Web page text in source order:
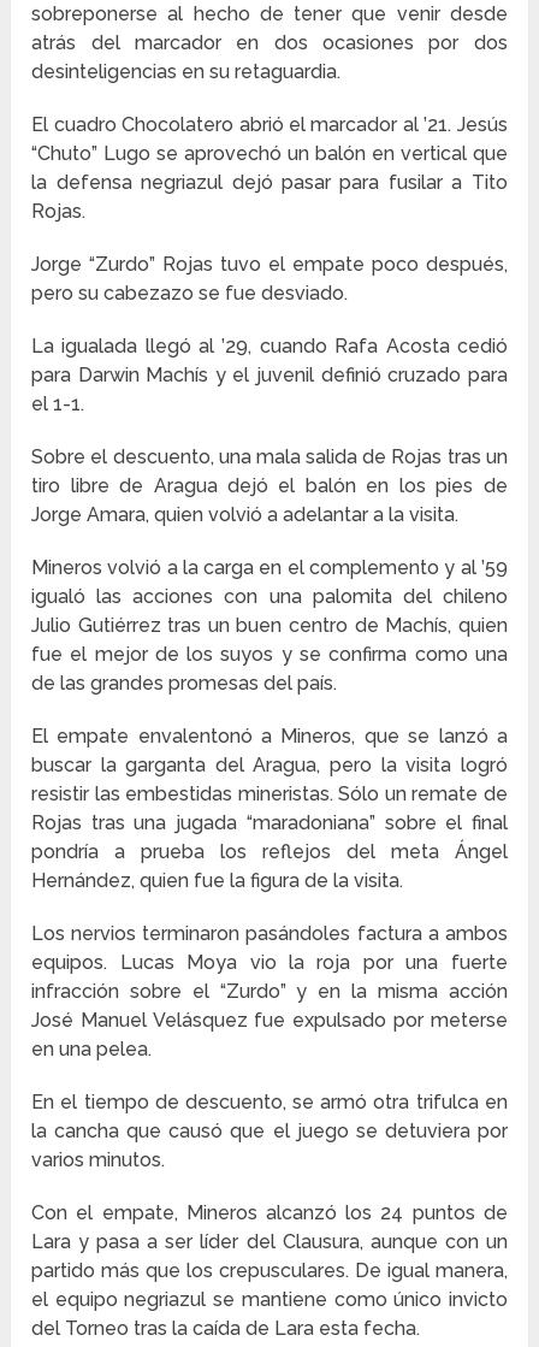
sobreponerse al hecho de tener que venir desde
atrás del marcador en dos ocasiones por dos
desinteligencias en su retaguardia.
El cuadro Chocolatero abrió el marcador al ’21. Jesús
“Chuto” Lugo se aprovechó un balón en vertical que
la defensa negriazul dejó pasar para fusilar a Tito
Rojas.
Jorge “Zurdo” Rojas tuvo el empate poco después,
pero su cabezazo se fue desviado.
La igualada llegó al ’29, cuando Rafa Acosta cedió
para Darwin Machís y el juvenil definió cruzado para
el 1-1.
Sobre el descuento, una mala salida de Rojas tras un
tiro libre de Aragua dejó el balón en los pies de
Jorge Amara, quien volvió a adelantar a la visita.
Mineros volvió a la carga en el complemento y al ’59
igualó las acciones con una palomita del chileno
Julio Gutiérrez tras un buen centro de Machís, quien
fue el mejor de los suyos y se confirma como una
de las grandes promesas del país.
El empate envalentonó a Mineros, que se lanzó a
buscar la garganta del Aragua, pero la visita logró
resistir las embestidas mineristas. Sólo un remate de
Rojas tras una jugada “maradoniana” sobre el final
pondría a prueba los reflejos del meta Ángel
Hernández, quien fue la figura de la visita.
Los nervios terminaron pasándoles factura a ambos
equipos. Lucas Moya vio la roja por una fuerte
infracción sobre el “Zurdo” y en la misma acción
José Manuel Velásquez fue expulsado por meterse
en una pelea.
En el tiempo de descuento, se armó otra trifulca en
la cancha que causó que el juego se detuviera por
varios minutos.
Con el empate, Mineros alcanzó los 24 puntos de
Lara y pasa a ser líder del Clausura, aunque con un
partido más que los crepusculares. De igual manera,
el equipo negriazul se mantiene como único invicto
del Torneo tras la caída de Lara esta fecha.